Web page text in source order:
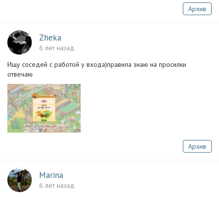
Архив
Zheka
6 лет назад
Ищу соседей с работой у входа)правила знаю на просилки
отвечаю
Архив
Marina
6 лет назад